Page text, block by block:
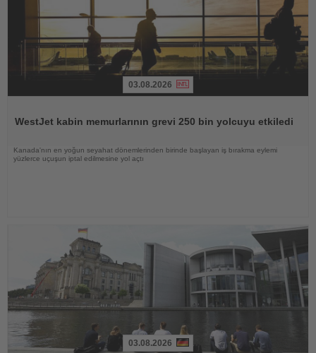
03.08.2026
WestJet kabin memurlarının grevi 250 bin yolcuyu etkiledi
Kanada'nın en yoğun seyahat dönemlerinden birinde başlayan iş bırakma eylemi
yüzlerce uçuşun iptal edilmesine yol açtı
03.08.2026